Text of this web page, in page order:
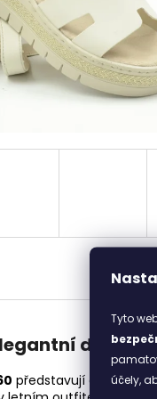
Tyto
účely,
představují